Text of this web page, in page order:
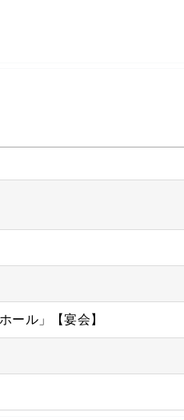
ール」【宴会】